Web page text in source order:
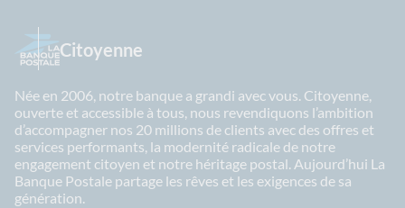
Citoyenne
Née en 2006, notre banque a grandi avec vous. Citoyenne,
ouverte et accessible à tous, nous revendiquons l’ambition
d’accompagner nos 20 millions de clients avec des offres et
services performants, la modernité radicale de notre
engagement citoyen et notre héritage postal. Aujourd’hui La
Banque Postale partage les rêves et les exigences de sa
génération.